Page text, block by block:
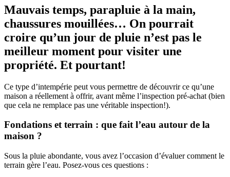
Mauvais temps, parapluie à la main,
chaussures mouillées… On pourrait
croire qu’un jour de pluie n’est pas le
meilleur moment pour visiter une
propriété. Et pourtant!
Ce type d’intempérie peut vous permettre de découvrir ce qu’une
maison a réellement à offrir, avant même l’inspection pré-achat (bien
que cela ne remplace pas une véritable inspection!).
Fondations et terrain : que fait l’eau autour de la
maison ?
Sous la pluie abondante, vous avez l’occasion d’évaluer comment le
terrain gère l’eau. Posez-vous ces questions :